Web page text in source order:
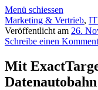
Menü schiessen
Marketing & Vertrieb,
Veröffentlicht am 26.
Schreibe einen
Mit